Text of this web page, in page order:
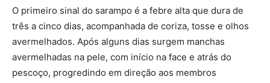
O primeiro sinal do sarampo é a febre alta que dura de
três a cinco dias, acompanhada de coriza, tosse e olhos
avermelhados. Após alguns dias surgem manchas
avermelhadas na pele, com início na face e atrás do
pescoço, progredindo em direção aos membros